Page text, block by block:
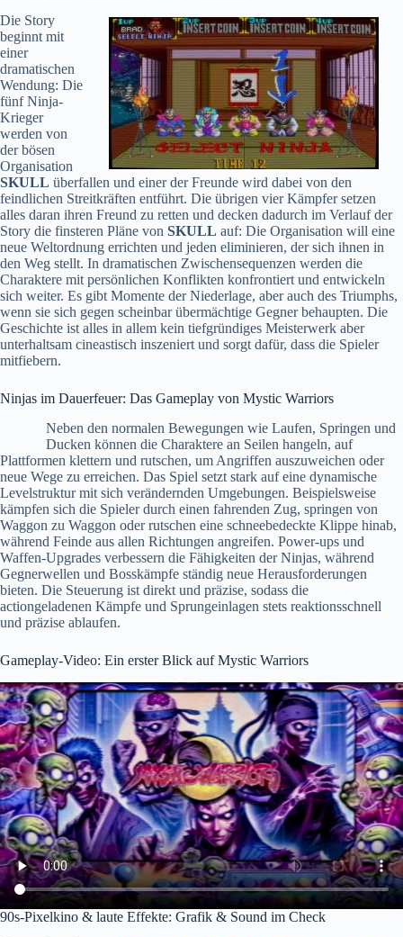
Die Story
beginnt mit
einer
dramatischen
Wendung: Die
fünf Ninja-
Krieger
werden von
der bösen
Organisation
SKULL überfallen und einer der Freunde wird dabei von den
feindlichen Streitkräften entführt. Die übrigen vier Kämpfer setzen
alles daran ihren Freund zu retten und decken dadurch im Verlauf der
Story die finsteren Pläne von SKULL auf: Die Organisation will eine
neue Weltordnung errichten und jeden eliminieren, der sich ihnen in
den Weg stellt. In dramatischen Zwischensequenzen werden die
Charaktere mit persönlichen Konflikten konfrontiert und entwickeln
sich weiter. Es gibt Momente der Niederlage, aber auch des Triumphs,
wenn sie sich gegen scheinbar übermächtige Gegner behaupten. Die
Geschichte ist alles in allem kein tiefgründiges Meisterwerk aber
unterhaltsam cineastisch inszeniert und sorgt dafür, dass die Spieler
mitfiebern.
Ninjas im Dauerfeuer: Das Gameplay von Mystic Warriors
Neben den normalen Bewegungen wie Laufen, Springen und
Ducken können die Charaktere an Seilen hangeln, auf
Plattformen klettern und rutschen, um Angriffen auszuweichen oder
neue Wege zu erreichen. Das Spiel setzt stark auf eine dynamische
Levelstruktur mit sich verändernden Umgebungen. Beispielsweise
kämpfen sich die Spieler durch einen fahrenden Zug, springen von
Waggon zu Waggon oder rutschen eine schneebedeckte Klippe hinab,
während Feinde aus allen Richtungen angreifen. Power-ups und
Waffen-Upgrades verbessern die Fähigkeiten der Ninjas, während
Gegnerwellen und Bosskämpfe ständig neue Herausforderungen
bieten. Die Steuerung ist direkt und präzise, sodass die
actiongeladenen Kämpfe und Sprungeinlagen stets reaktionsschnell
und präzise ablaufen.
Gameplay-Video: Ein erster Blick auf Mystic Warriors
90s-Pixelkino & laute Effekte: Grafik & Sound im Check